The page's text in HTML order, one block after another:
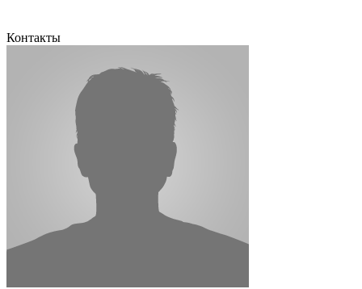
Контакты